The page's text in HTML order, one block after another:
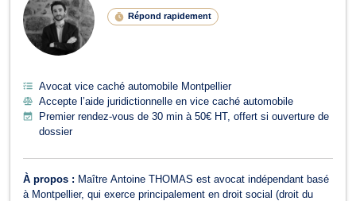
Répond rapidement
Avocat vice caché automobile Montpellier
Accepte l’aide juridictionnelle en vice caché automobile
Premier rendez-vous de 30 min à 50€ HT, offert si ouverture de
dossier
À propos : Maître Antoine THOMAS est avocat indépendant basé
à Montpellier, qui exerce principalement en droit social (droit du